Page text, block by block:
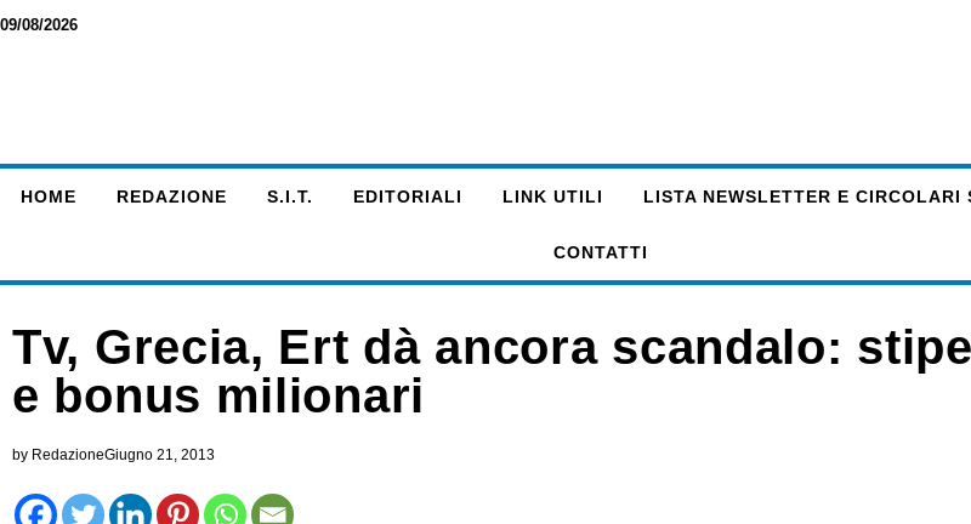
09/08/2026
HOME REDAZIONE S.I.T. EDITORIALI LINK UTILI LISTA NEWSLETTER E CIRCOLARI
CONTATTI
Tv, Grecia, Ert dà ancora scandalo:
e bonus milionari
by RedazioneGiugno 21, 2013